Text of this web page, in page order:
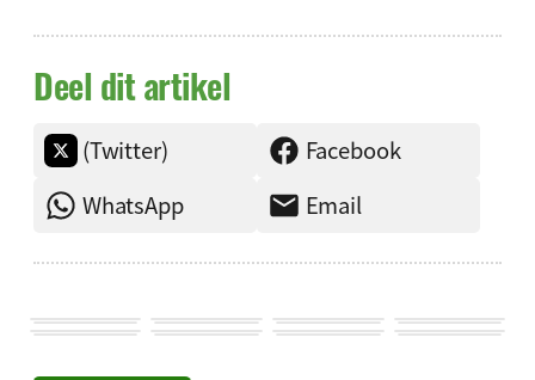
Deel dit artikel
(Twitter)
Facebook
WhatsApp
Email